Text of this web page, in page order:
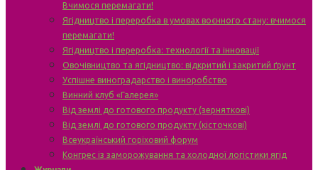
Вчимося перемагати!
Ягідництво і переробка в умовах воєнного стану: вчимося
перемагати!
Ягідництво і переробка: технології та інновації
Овочівництво та ягідництво: відкритий і закритий ґрунт
Успішне виноградарство і виноробство
Винний клуб «Галерея»
Від землі до готового продукту (зерняткові)
Від землі до готового продукту (кісточкові)
Всеукраїнський горіховий форум
Конгрес із заморожування та холодної логістики ягід